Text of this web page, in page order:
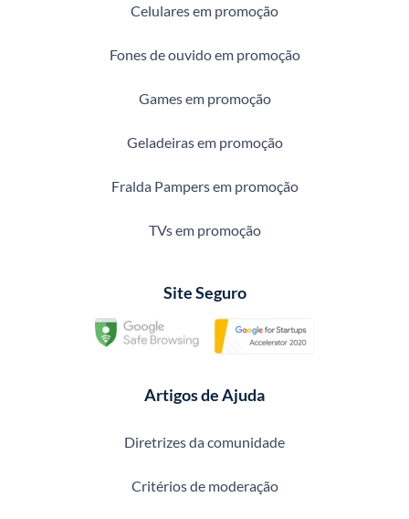
Celulares em promoção
Fones de ouvido em promoção
Games em promoção
Geladeiras em promoção
Fralda Pampers em promoção
TVs em promoção
Site Seguro
Artigos de Ajuda
Diretrizes da comunidade
Critérios de moderação